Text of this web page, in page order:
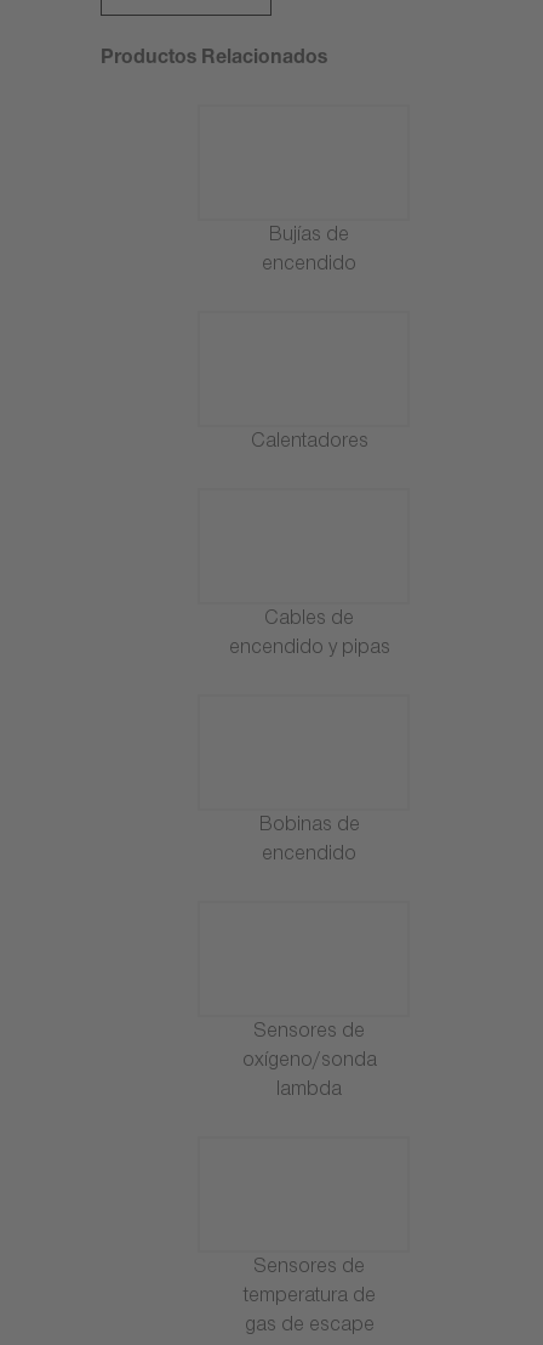
Productos Relacionados
Bujías de
encendido
Calentadores
Cables de
encendido y pipas
Bobinas de
encendido
Sensores de
oxígeno/sonda
lambda
Sensores de
temperatura de
gas de escape